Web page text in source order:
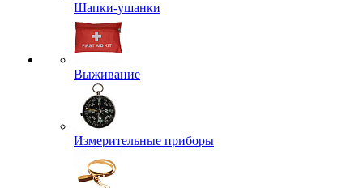
Шапки-ушанки
Выживание
Измерительные приборы